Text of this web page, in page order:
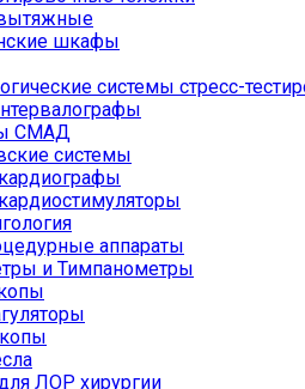
шкафы
системы стресс-
СМАД
системы
аппараты
и Тимпанометры
ЛОР хирургии